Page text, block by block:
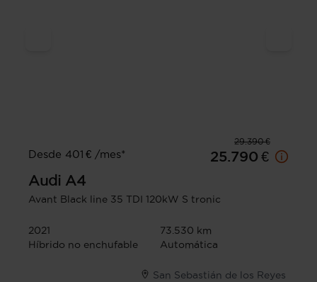
29.390 €
Desde 401 € /mes*
25.790 €
Audi A4
Avant Black line 35 TDI 120kW S tronic
2021
73.530 km
Híbrido no enchufable
Automática
San Sebastián de los Reyes